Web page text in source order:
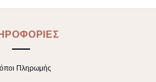
Πληρωμής